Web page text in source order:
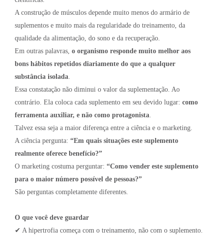
A construção de músculos depende muito menos do armário de
suplementos e muito mais da regularidade do treinamento, da
qualidade da alimentação, do sono e da recuperação.
Em outras palavras, o organismo responde muito melhor aos
bons hábitos repetidos diariamente do que a qualquer
substância isolada.
Essa constatação não diminui o valor da suplementação. Ao
contrário. Ela coloca cada suplemento em seu devido lugar: como
ferramenta auxiliar, e não como protagonista.
Talvez essa seja a maior diferença entre a ciência e o marketing.
A ciência pergunta: “Em quais situações este suplemento
realmente oferece benefício?”
O marketing costuma perguntar: “Como vender este suplemento
para o maior número possível de pessoas?”
São perguntas completamente diferentes.
O que você deve guardar
✔ A hipertrofia começa com o treinamento, não com o suplemento.